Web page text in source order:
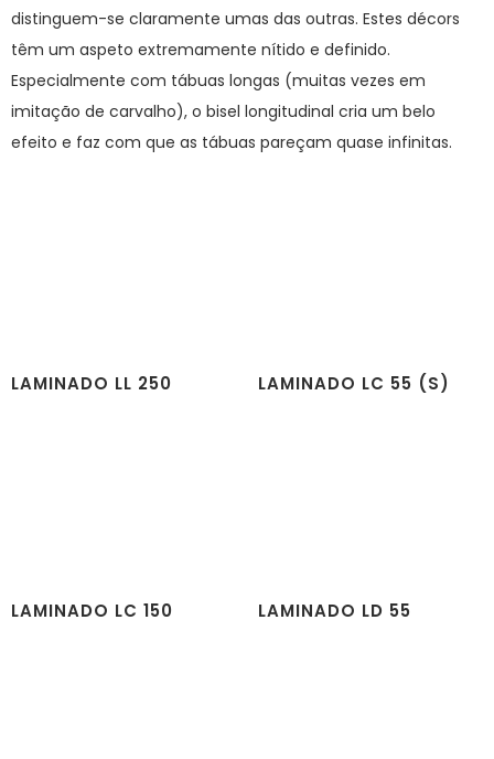
distinguem-se claramente umas das outras. Estes décors
têm um aspeto extremamente nítido e definido.
Especialmente com tábuas longas (muitas vezes em
imitação de carvalho), o bisel longitudinal cria um belo
efeito e faz com que as tábuas pareçam quase infinitas.
LAMINADO LL 250 LAMINADO LC 55 (S)
LAMINADO LC 150 LAMINADO LD 55